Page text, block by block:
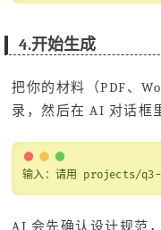
4.开始生成
把你的材料（PDF、
录，然后在 AI 对话框
输入：请用 projects/
AI 会先确认设计规范